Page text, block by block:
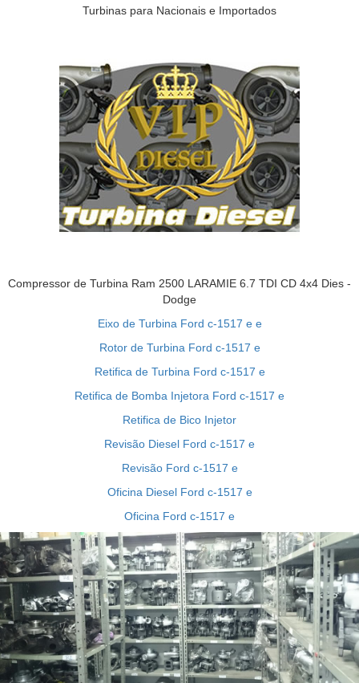
Turbinas para Nacionais e Importados
Compressor de Turbina Ram 2500 LARAMIE 6.7 TDI CD 4x4 Dies -
Dodge
Eixo de Turbina Ford c-1517 e e
Rotor de Turbina Ford c-1517 e
Retifica de Turbina Ford c-1517 e
Retifica de Bomba Injetora Ford c-1517 e
Retifica de Bico Injetor
Revisão Diesel Ford c-1517 e
Revisão Ford c-1517 e
Oficina Diesel Ford c-1517 e
Oficina Ford c-1517 e